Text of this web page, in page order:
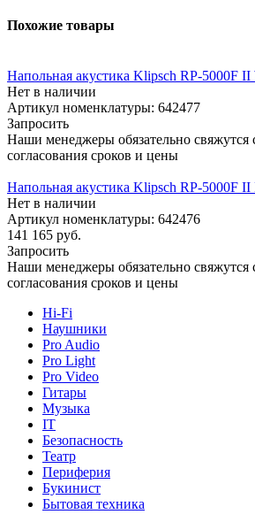
Похожие товары
Напольная акустика Klipsch RP-5000F II
Нет в наличии
Артикул номенклатуры: 642477
Запросить
Наши менеджеры обязательно свяжутся
согласования сроков и цены
Напольная акустика Klipsch RP-5000F II
Нет в наличии
Артикул номенклатуры: 642476
141 165 руб.
Запросить
Наши менеджеры обязательно свяжутся
согласования сроков и цены
Hi-Fi
Наушники
Pro Audio
Pro Light
Pro Video
Гитары
Музыка
IT
Безопасность
Театр
Периферия
Букинист
Бытовая техника